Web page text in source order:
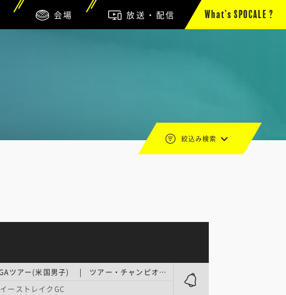
会場 放送・配信 What’s SPOCALE ?
絞込み検索
PGAツアー(米国男子) | ツアー・チャンピオンシップ 1日目
イーストレイクGC